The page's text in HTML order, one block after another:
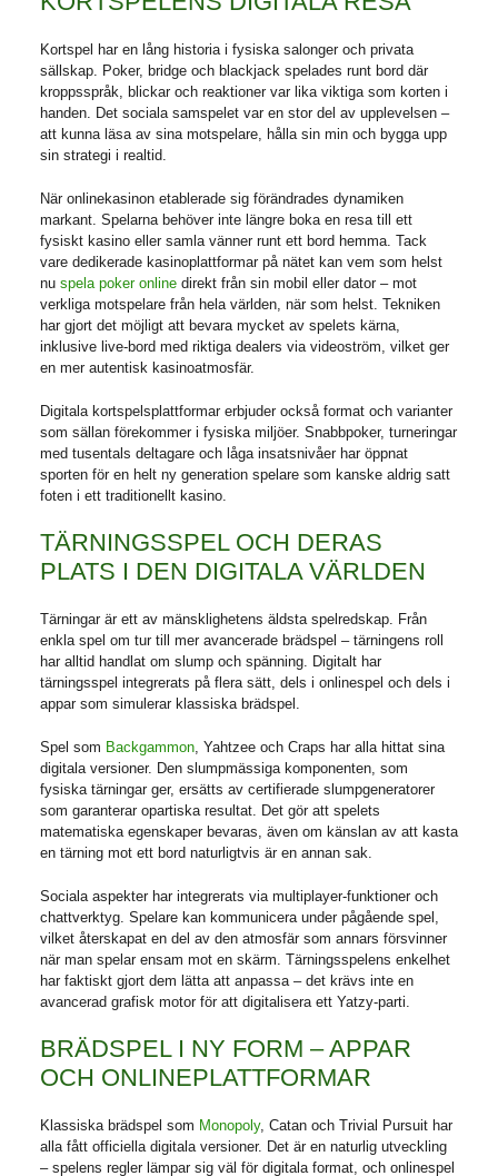
Kortspel har en lång historia i fysiska salonger och privata
sällskap. Poker, bridge och blackjack spelades runt bord där
kroppsspråk, blickar och reaktioner var lika viktiga som korten i
handen. Det sociala samspelet var en stor del av upplevelsen –
att kunna läsa av sina motspelare, hålla sin min och bygga upp
sin strategi i realtid.
När onlinekasinon etablerade sig förändrades dynamiken
markant. Spelarna behöver inte längre boka en resa till ett
fysiskt kasino eller samla vänner runt ett bord hemma. Tack
vare dedikerade kasinoplattformar på nätet kan vem som helst
nu spela poker onlinedirekt från sin mobil eller dator – mot
verkliga motspelare från hela världen, när som helst. Tekniken
har gjort det möjligt att bevara mycket av spelets kärna,
inklusive live-bord med riktiga dealers via videoström, vilket ger
en mer autentisk kasinoatmosfär.
Digitala kortspelsplattformar erbjuder också format och varianter
som sällan förekommer i fysiska miljöer. Snabbpoker, turneringar
med tusentals deltagare och låga insatsnivåer har öppnat
sporten för en helt ny generation spelare som kanske aldrig satt
foten i ett traditionellt kasino.
TÄRNINGSSPEL OCH DERAS
PLATS I DEN DIGITALA VÄRLDEN
Tärningar är ett av mänsklighetens äldsta spelredskap. Från
enkla spel om tur till mer avancerade brädspel – tärningens roll
har alltid handlat om slump och spänning. Digitalt har
tärningsspel integrerats på flera sätt, dels i onlinespel och dels i
appar som simulerar klassiska brädspel.
Spel som Backgammon, Yahtzee och Craps har alla hittat sina
digitala versioner. Den slumpmässiga komponenten, som
fysiska tärningar ger, ersätts av certifierade slumpgeneratorer
som garanterar opartiska resultat. Det gör att spelets
matematiska egenskaper bevaras, även om känslan av att kasta
en tärning mot ett bord naturligtvis är en annan sak.
Sociala aspekter har integrerats via multiplayer-funktioner och
chattverktyg. Spelare kan kommunicera under pågående spel,
vilket återskapat en del av den atmosfär som annars försvinner
när man spelar ensam mot en skärm. Tärningsspelens enkelhet
har faktiskt gjort dem lätta att anpassa – det krävs inte en
avancerad grafisk motor för att digitalisera ett Yatzy-parti.
BRÄDSPEL I NY FORM – APPAR
OCH ONLINEPLATTFORMAR
Klassiska brädspel som Monopoly, Catan och Trivial Pursuit har
alla fått officiella digitala versioner. Det är en naturlig utveckling
– spelens regler lämpar sig väl för digitala format, och onlinespel